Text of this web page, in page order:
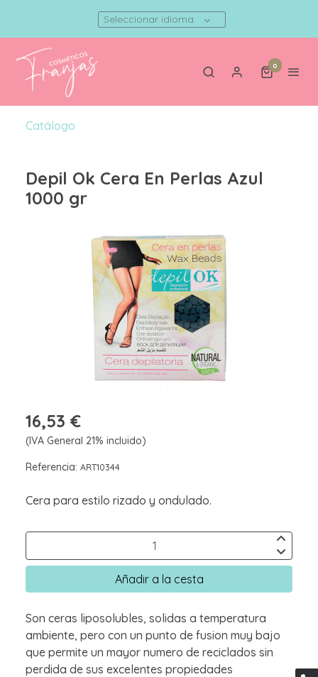
Seleccionar idioma
0
Catálogo
Depil Ok Cera En Perlas Azul
1000 gr
16,53 €
(IVA General 21% incluido)
Referencia: ART10344
Cera para estilo rizado y ondulado.
Añadir a la cesta
Son ceras liposolubles, solidas a temperatura
ambiente, pero con un punto de fusion muy bajo
que permite un mayor numero de reciclados sin
perdida de sus excelentes propiedades